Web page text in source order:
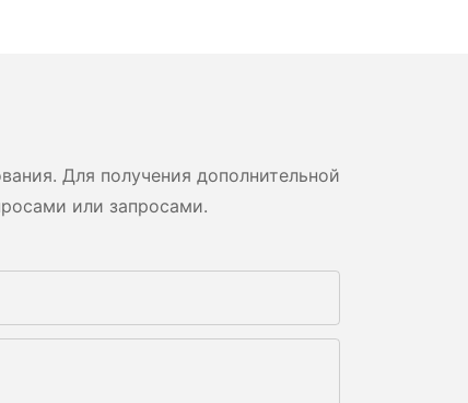
Для получения дополнительной
или запросами.